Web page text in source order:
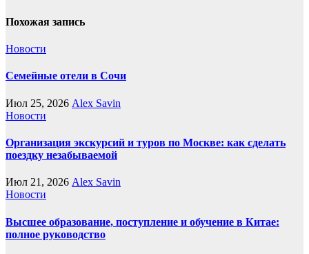
Похожая запись
Новости
Семейные отели в Сочи
Июл 25, 2026 Alex Savin
Новости
Организация экскурсий и туров по Москве: как сделать
поездку незабываемой
Июл 21, 2026 Alex Savin
Новости
Высшее образование, поступление и обучение в Китае:
полное руководство